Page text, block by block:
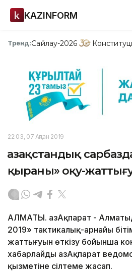
KAZINFORM
Тренд:Сайлау-2026
22:03, 07 Ақпан 2019
Қазақстандық
қыраны» оқу-
АЛМАТЫ. ҚазАқпарат -
2019» тактикалық-арнайы
жаттығуын өткізу бойынша
xабарлайды ҚазАқпарат
қызметіне сілтеме жасап.